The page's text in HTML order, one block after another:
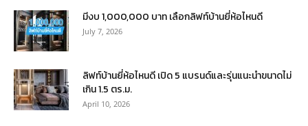
มีงบ 1,000,000 บาท เลือกลิฟท์บ้านยี่ห้อไหนดี
July 7, 2026
ลิฟท์บ้านยี่ห้อไหนดี เปิด 5 แบรนด์และรุ่นแนะนำขนาดไม่
เกิน 1.5 ตร.ม.
April 10, 2026